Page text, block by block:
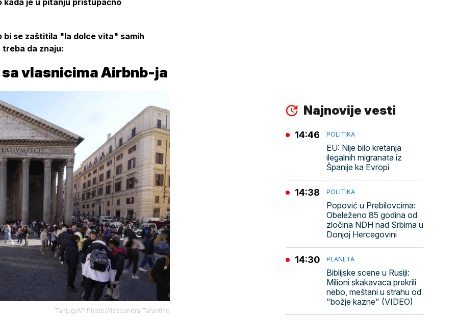
kada je u pitanju pristupačno
bi se zaštitila "la dolce vita" samih
treba da znaju:
vlasnicima Airbnb-ja
Tanjug/AP Photo/Alessandra Tarantino
Najnovije vesti
POLITIKA
EU: Nije bilo kretanja
ilegalnih migranata iz
Španije ka Evropi
14:46
POLITIKA
Popović u Prebilovcima:
Obeleženo 85 godina od
zločina NDH nad Srbima u
Donjoj Hercegovini
14:38
PLANETA
Biblijske scene u Rusiji:
Milioni skakavaca prekrili
nebo, meštani u strahu od
"božje kazne" (VIDEO)
14:30